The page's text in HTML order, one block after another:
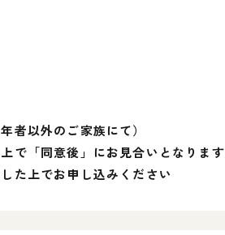
者以外のご家族にて）
で「同意後」にお見合いとなります
た上でお申し込みください